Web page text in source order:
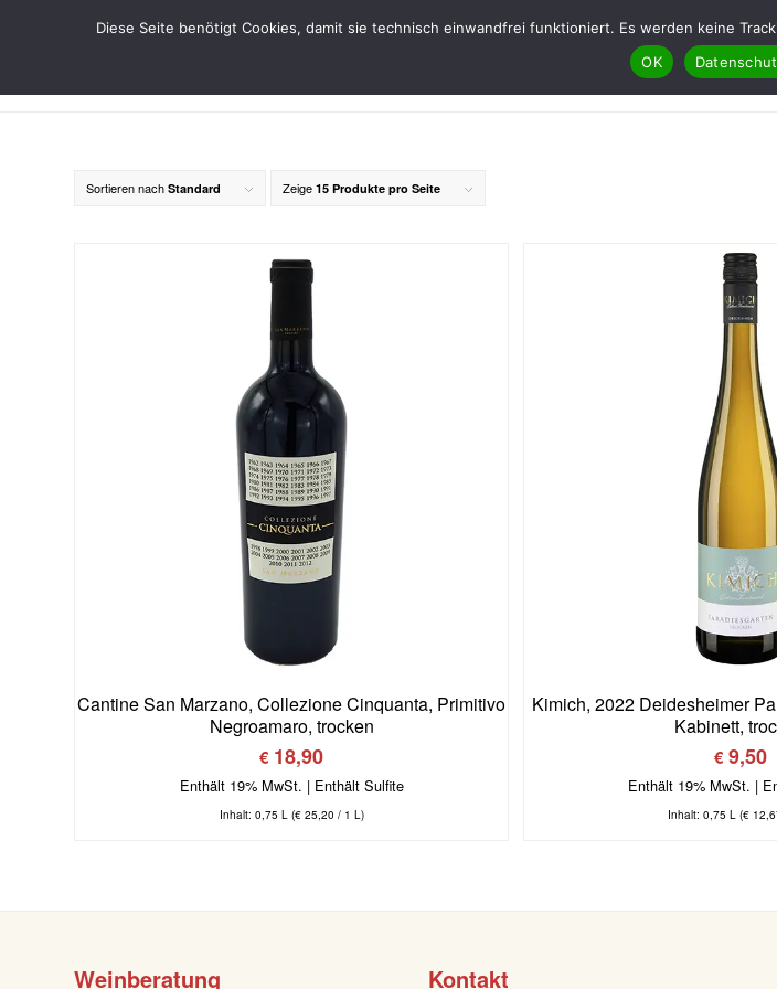
Sortieren nach Standard Zeige 15 Produkte pro Seite
Cantine San Marzano, Collezione Cinquanta, Primitivo
Negroamaro, trocken
€ 18,90
Enthält 19% MwSt.
Inhalt: 0,75 L (€25,20 / 1 L)
Kimich, 2022 Deidesheimer
Kabinett,
€9,50
Enthält 19% MwSt.
Inhalt: 0,75 L (€
Weinberatung Kontakt
Diese Seite benötigt Cookies, damit sie technisch einwandfrei funktioniert. Es werden keine
OK